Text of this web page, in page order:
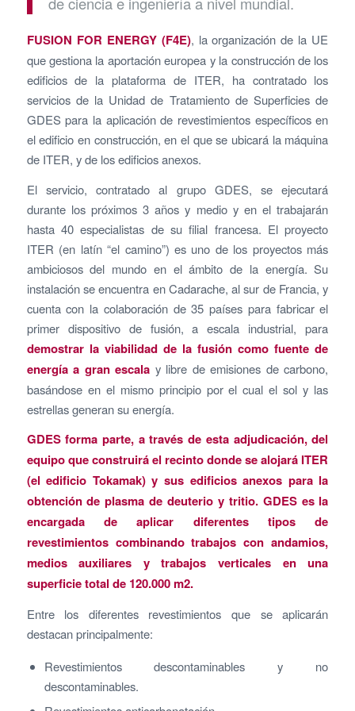
FUSION FOR ENERGY (F4E), la organización de la UE
que gestiona la aportación europea y la construcción de los
edificios de la plataforma de ITER, ha contratado los
servicios de la Unidad de Tratamiento de Superficies de
GDES para la aplicación de revestimientos específicos en
el edificio en construcción, en el que se ubicará la máquina
de ITER, y de los edificios anexos.
El servicio, contratado al grupo GDES, se ejecutará
durante los próximos 3 años y medio y en el trabajarán
hasta 40 especialistas de su filial francesa. El proyecto
ITER (en latín “el camino”) es uno de los proyectos más
ambiciosos del mundo en el ámbito de la energía. Su
instalación se encuentra en Cadarache, al sur de Francia, y
cuenta con la colaboración de 35 países para fabricar el
primer dispositivo de fusión, a escala industrial, para
demostrar la viabilidad de la fusión como fuente de
energía a gran escala y libre de emisiones de carbono,
basándose en el mismo principio por el cual el sol y las
estrellas generan su energía.
GDES forma parte, a través de esta adjudicación, del
equipo que construirá el recinto donde se alojará ITER
(el edificio Tokamak) y sus edificios anexos para la
obtención de plasma de deuterio y tritio. GDES es la
encargada de aplicar diferentes tipos de
revestimientos combinando trabajos con andamios,
medios auxiliares y trabajos verticales en una
superficie total de 120.000 m2.
Entre los diferentes revestimientos que se aplicarán
destacan principalmente:
Revestimientos descontaminables y no
descontaminables.